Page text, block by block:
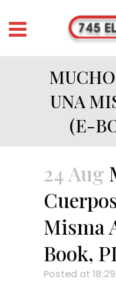
UNA
(E-
24 Aug
Misma
Book,
Posted at